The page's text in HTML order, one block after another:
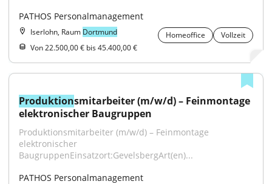
PATHOS Personalmanagement
Iserlohn, Raum Dortmund Homeoffice
Vollzeit
Von 22.500,00 € bis 45.400,00 €
Produktionsmitarbeiter (m/w/d) – Feinmontage
elektronischer Baugruppen
Produktionsmitarbeiter (m/w/d) – Feinmontage
elektronischer
BaugruppenEinsatzort:GevelsbergArt(en)...
PATHOS Personalmanagement